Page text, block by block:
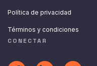
Política de privacidad
Términos y condiciones
CONECTAR